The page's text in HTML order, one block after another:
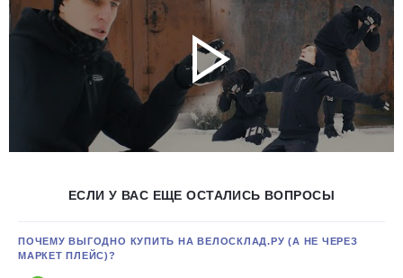
ЕСЛИ У ВАС ЕЩЕ ОСТАЛИСЬ ВОПРОСЫ
ПОЧЕМУ ВЫГОДНО КУПИТЬ НА ВЕЛОСКЛАД.РУ (А НЕ ЧЕРЕЗ
МАРКЕТ ПЛЕЙС)?